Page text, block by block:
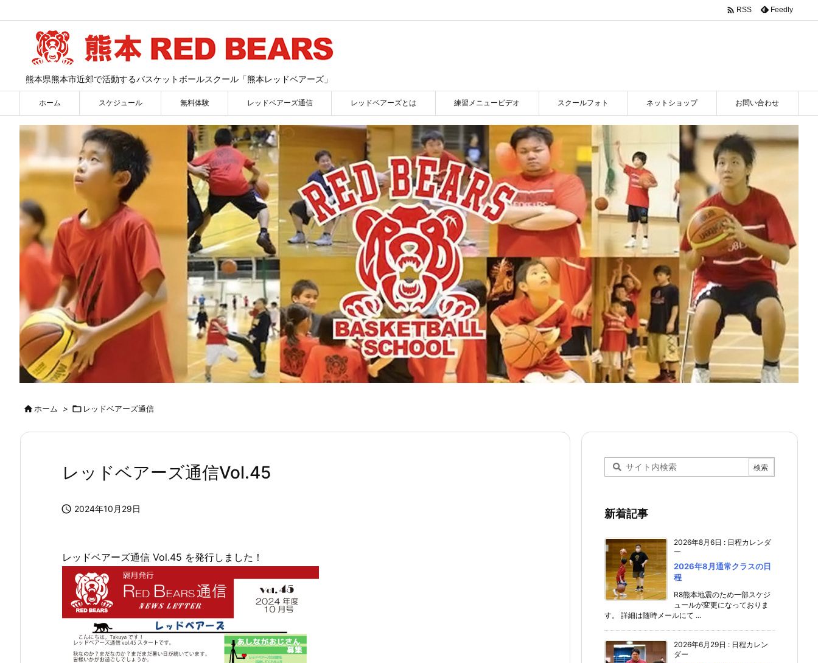
熊本県熊本市近郊で活動するバスケットボールスクール「熊本レッドベアーズ」
ホーム スケジュール 無料体験 レッドベアーズ通信 レッドベアーズとは 練習メニュービデオ スクールフォト ネットショップ お問い合わせ
 RSS Feedly
ホーム >  レッドベアーズ通信
レッドベアーズ通信Vol.45
 2024年10月29日
レッドベアーズ通信 Vol.45 を発行しました！
新着記事
2026年8月6日 : 日程カレンダ
ー
2026年8月通常クラスの日
程
R8熊本地震のため一部スケジ
ュールが変更になっておりま
す。 詳細は随時メールにて ...
2026年6月29日 : 日程カレン
ダー